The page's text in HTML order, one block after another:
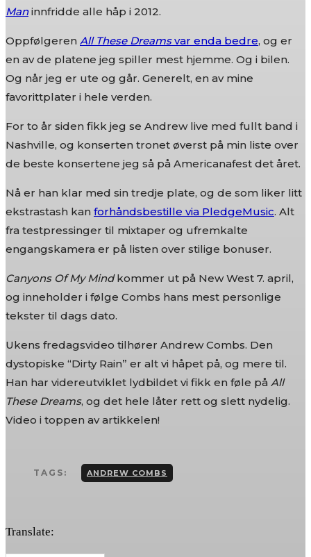
Ønsker du omtale på Dust of Daylight?
noen av kategoriene vi fokuserer på. På den måten slipper både
kaste bort tid.
Maninnfridde alle håp i 2012.
Oppfølgeren All These Dreamsvar enda bedre, og er
en av de platene jeg spiller mest hjemme. Og i bilen.
Og når jeg er ute og går. Generelt, en av mine
favorittplater i hele verden.
For to år siden fikk jeg se Andrew live med fullt band i
Nashville, og konserten tronet øverst på min liste over
de beste konsertene jeg så på Americanafest det året.
Nå er han klar med sin tredje plate, og de som liker litt
ekstrastash kan forhåndsbestille via PledgeMusic. Alt
fra testpressinger til mixtaper og ufremkalte
engangskamera er på listen over stilige bonuser.
Canyons Of My Mindkommer ut på New West 7. april,
og inneholder i følge Combs hans mest personlige
tekster til dags dato.
Ukens fredagsvideo tilhører Andrew Combs. Den
dystopiske “Dirty Rain” er alt vi håpet på, og mere til.
Han har videreutviklet lydbildet vi fikk en føle på All
These Dreams, og det hele låter rett og slett nydelig.
Video i toppen av artikkelen!
TAGS: ANDREW COMBS
Translate: